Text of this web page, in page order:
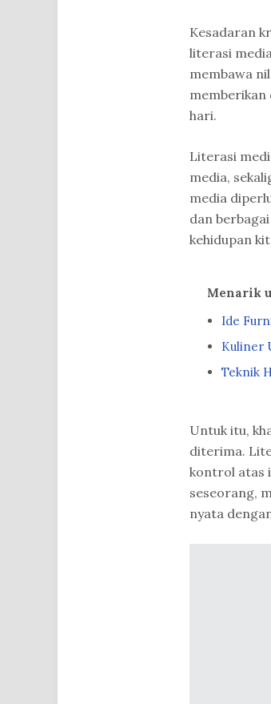
Kesadaran
literasi
membawa
memberikan
hari.
Literasi
media,
media
dan
kehidupan
Menarik
Ide
Kuliner
Teknik
Untuk itu,
diterima.
kontrol atas
seseorang,
nyata